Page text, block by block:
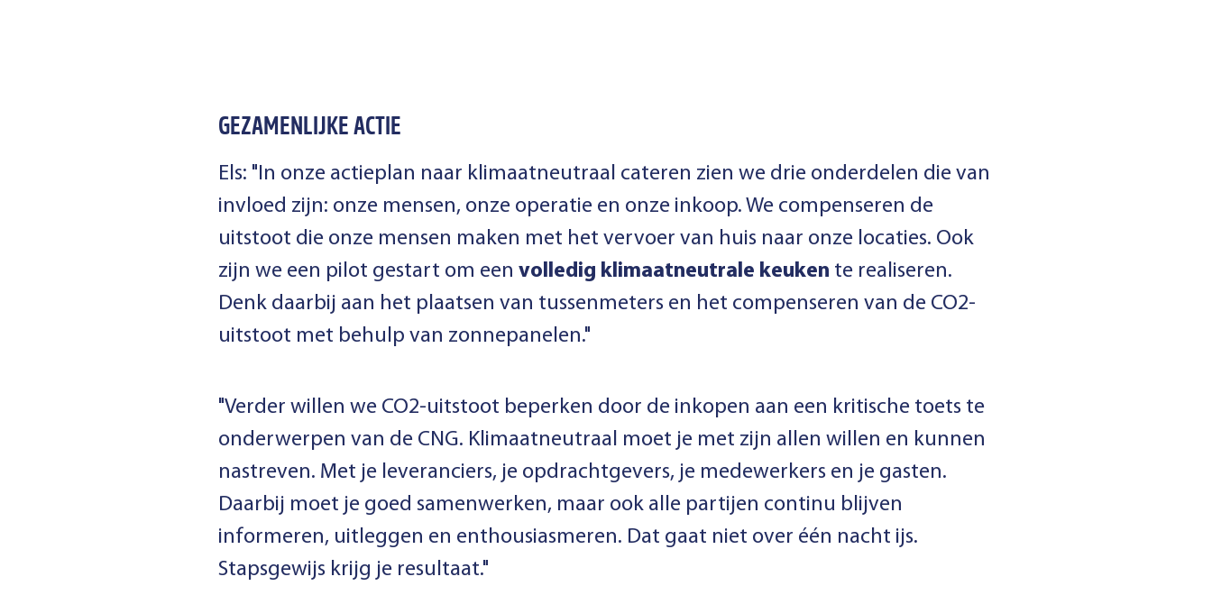
GEZAMENLIJKE ACTIE
Els: "In onze actieplan naar klimaatneutraal cateren zien we drie onderdelen die van
invloed zijn: onze mensen, onze operatie en onze inkoop. We compenseren de
uitstoot die onze mensen maken met het vervoer van huis naar onze locaties. Ook
zijn we een pilot gestart om een volledig klimaatneutrale keuken te realiseren.
Denk daarbij aan het plaatsen van tussenmeters en het compenseren van de CO2-
uitstoot met behulp van zonnepanelen."
"Verder willen we CO2-uitstoot beperken door de inkopen aan een kritische toets te
onderwerpen van de CNG. Klimaatneutraal moet je met zijn allen willen en kunnen
nastreven. Met je leveranciers, je opdrachtgevers, je medewerkers en je gasten.
Daarbij moet je goed samenwerken, maar ook alle partijen continu blijven
informeren, uitleggen en enthousiasmeren. Dat gaat niet over één nacht ijs.
Stapsgewijs krijg je resultaat."